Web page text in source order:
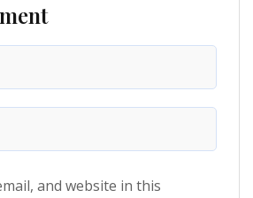
and website in this